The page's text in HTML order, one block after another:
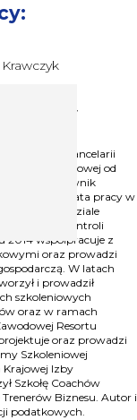
Michał
Wspólnik w Kancelarii
branży podatkowej od
- 2014 pracownik
w tym 4 lata pracy w
w dziale
lat pracy w kontroli
2014 współpracuje z
oraz prowadzi
W latach
i prowadził
szkoleniowych
oraz w ramach
Resortu
oraz prowadzi
Szkoleniowej
Krajowej Izby
Szkołę Coachów
Trenerów Biznesu. Autor i
podatkowych.